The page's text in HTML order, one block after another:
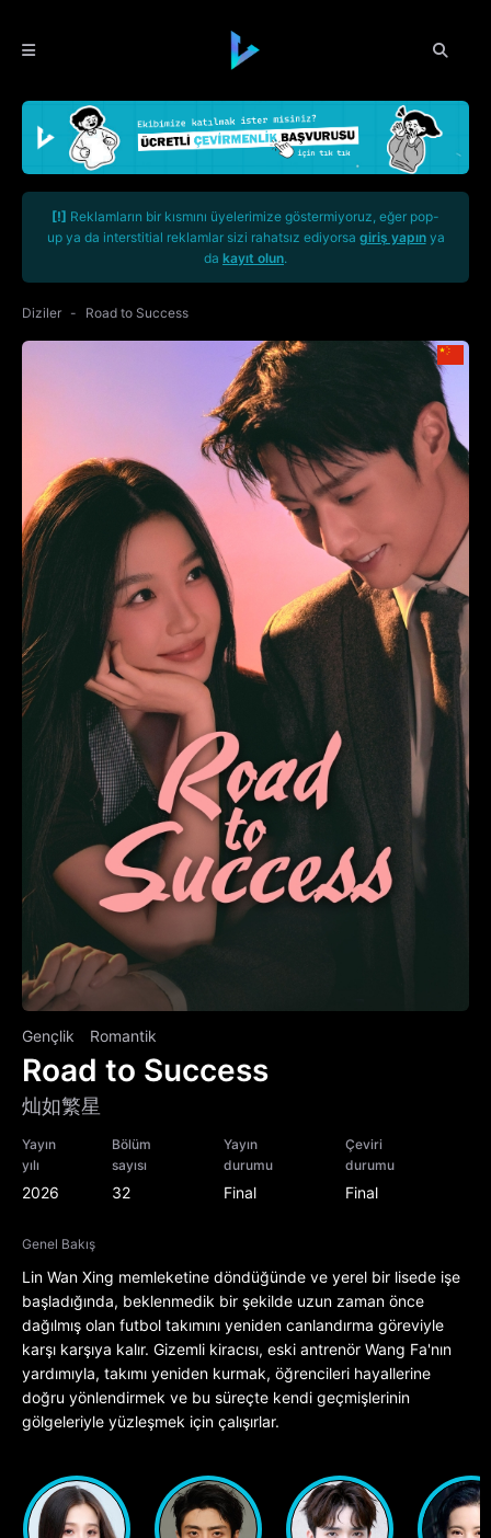
[!] Reklamların bir kısmını üyelerimize göstermiyoruz, eğer pop-
up ya da interstitial reklamlar sizi rahatsız ediyorsa giriş yapınya
da kayıt olun.
Diziler Road to Success
Gençlik Romantik
Road to Success
灿如繁星
Yayın
yılı
2026
Bölüm
sayısı
32
Yayın
durumu
Final
Çeviri
durumu
Final
Genel Bakış
Lin Wan Xing memleketine döndüğünde ve yerel bir lisede işe
başladığında, beklenmedik bir şekilde uzun zaman önce
dağılmış olan futbol takımını yeniden canlandırma göreviyle
karşı karşıya kalır. Gizemli kiracısı, eski antrenör Wang Fa'nın
yardımıyla, takımı yeniden kurmak, öğrencileri hayallerine
doğru yönlendirmek ve bu süreçte kendi geçmişlerinin
gölgeleriyle yüzleşmek için çalışırlar.